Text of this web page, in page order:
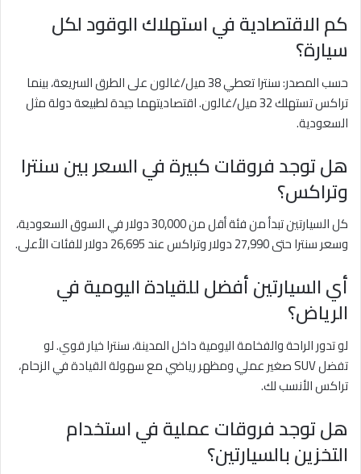
كم الاقتصادية في استهلاك الوقود لكل
سيارة؟
حسب المصدر: سنترا تعطي 38 ميل/غالون على الطرق السريعة، بينما
تراكس تستهلك 32 ميل/غالون. اقتصاديتهما جيدة لطبيعة دولة مثل
السعودية.
هل توجد فروقات كبيرة في السعر بين سنترا
وتراكس؟
كل السيارتين تبدأ من فئة أقل من 30,000 دولار في السوق السعودية،
وسعر سنترا حتى 27,990 دولار وتراكس عند 26,695 دولار للفئات الأعلى.
أي السيارتين أفضل للقيادة اليومية في
الرياض؟
لو تدور الراحة والفخامة اليومية داخل المدينة، سنترا خيار قوي. لو
تفضل SUV صغير عملي ومظهر رياضي مع سهولة القيادة في الزحام،
تراكس الأنسب لك.
هل توجد فروقات عملية في استخدام
التخزين بالسيارتين؟